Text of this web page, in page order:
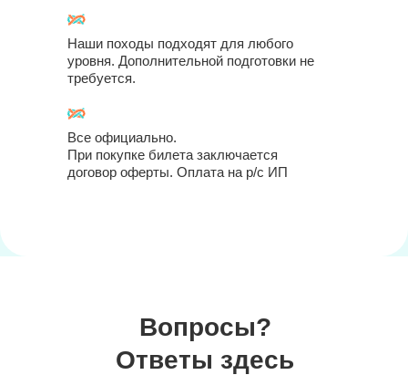
Все официально.
При покупке билета заключается
договор оферты. Оплата на р/с ИП
Наши походы подходят для любого
уровня. Дополнительной подготовки не
требуется.
Вопросы?
Ответы здесь
Выберите подходящие для вас